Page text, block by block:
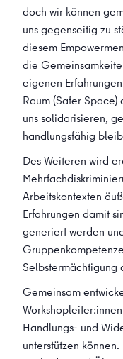
doch wir können
uns gegenseitig zu
diesem
die
eigenen
Raum (Safer
uns solidarisieren,
handlungsfähig
Des Weiteren wird
Arbeitskontexten
Erfahrungen damit
generiert werden
Selbstermächtigung
Gemeinsam
Handlungs- und
unterstützen